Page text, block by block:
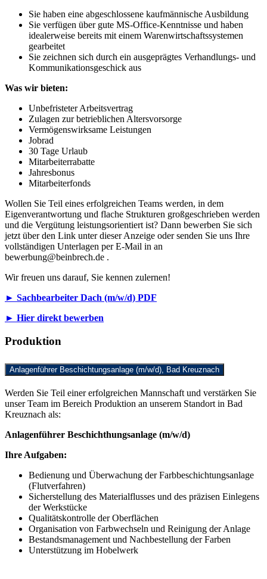
Sie haben eine abgeschlossene kaufmännische Ausbildung
Sie verfügen über gute MS-Office-Kenntnisse und haben
idealerweise bereits mit einem Warenwirtschaftssystemen
gearbeitet
Sie zeichnen sich durch ein ausgeprägtes Verhandlungs- und
Kommunikationsgeschick aus
Was wir bieten:
Unbefristeter Arbeitsvertrag
Zulagen zur betrieblichen Altersvorsorge
Vermögenswirksame Leistungen
Jobrad
30 Tage Urlaub
Mitarbeiterrabatte
Jahresbonus
Mitarbeiterfonds
Wollen Sie Teil eines erfolgreichen Teams werden, in dem
Eigenverantwortung und flache Strukturen großgeschrieben werden
und die Vergütung leistungsorientiert ist? Dann bewerben Sie sich
jetzt über den Link unter dieser Anzeige oder senden Sie uns Ihre
vollständigen Unterlagen per E-Mail in an
bewerbung@beinbrech.de .
Wir freuen uns darauf, Sie kennen zulernen!
► Sachbearbeiter Dach (m/w/d) PDF
► Hier direkt bewerben
Produktion
Anlagenführer Beschichtungsanlage (m/w/d), Bad Kreuznach
Werden Sie Teil einer erfolgreichen Mannschaft und verstärken Sie
unser Team im Bereich Produktion an unserem Standort in Bad
Kreuznach als:
Anlagenführer Beschichthungsanlage (m/w/d)
Ihre Aufgaben:
Bedienung und Überwachung der Farbbeschichtungsanlage
(Flutverfahren)
Sicherstellung des Materialflusses und des präzisen Einlegens
der Werkstücke
Qualitätskontrolle der Oberflächen
Organisation von Farbwechseln und Reinigung der Anlage
Bestandsmanagement und Nachbestellung der Farben
Unterstützung im Hobelwerk